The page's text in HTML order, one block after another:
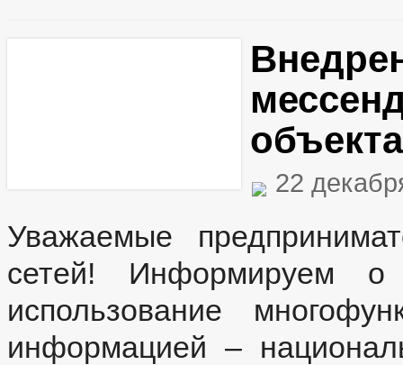
22
Уважаемые
сетей! Информируем о
использование
информацией –